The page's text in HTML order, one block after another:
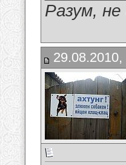
Разум,
29.08.2010,